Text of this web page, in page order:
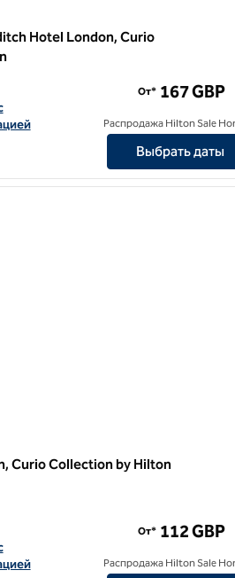
Hotel London, Curio
об отеле Hart Shoreditch Hotel
От* 167 GBP
Распродажа Hilton Sale
Выбрать даты
1
Curio Collection by Hilton
об отеле The Gantry London,
От* 112 GBP
Распродажа Hilton Sale